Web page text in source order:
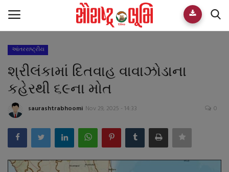
Home
E-paper
Videos
Who We Are
Live TV
આંતરરાષ્ટ્રીય
શ્રીલંકામાં દિતવાહ વાવાઝોડાના
કહેરથી ૬૯ના મોત
saurashtrabhoomi Nov 29, 2025 - 14:33 0